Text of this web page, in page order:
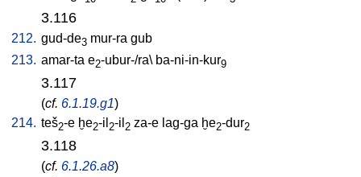
3.116
212. gud-de3 mur-ra gub
213. amar-ta e2-ubur-/ra\ ba-ni-in-kur9
3.117
(cf. 6.1.19.g1)
214. teš2-e ḫe2-il 2-il 2 za-e lag-ga ḫe2-dur2
3.118
(cf. 6.1.26.a8)